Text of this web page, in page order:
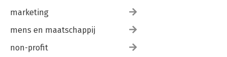
marketing
mens en maatschappij
non-profit